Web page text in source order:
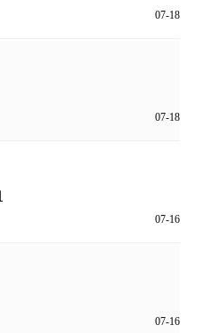
07-18
07-18
07-16
07-16